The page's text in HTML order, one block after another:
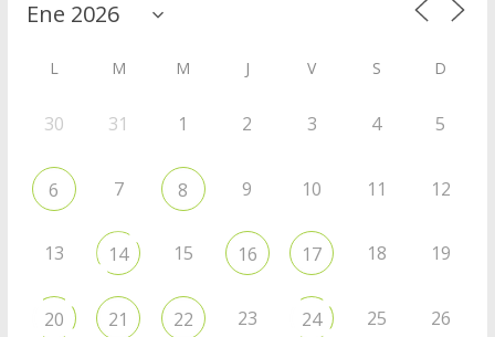
L M M J V S D
30 31 1 2 3 4 5
6 7 8 9 10 11 12
13 14 15 16 17 18 19
20 21 22 23 24 25 26